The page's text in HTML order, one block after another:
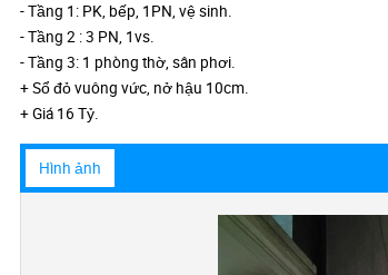
- Tầng 1: PK, bếp, 1PN, vệ sinh.
- Tầng 2 : 3 PN, 1vs.
- Tầng 3: 1 phòng thờ, sân phơi.
+ Sổ đỏ vuông vức, nở hậu 10cm.
+ Giá 16 Tỷ.
Hình ảnh